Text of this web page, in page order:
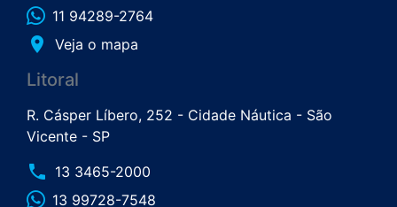
11 94289-2764
place Veja o mapa
Litoral
R. Cásper Líbero, 252 - Cidade Náutica - São
Vicente - SP
phone 13 3465-2000
13 99728-7548